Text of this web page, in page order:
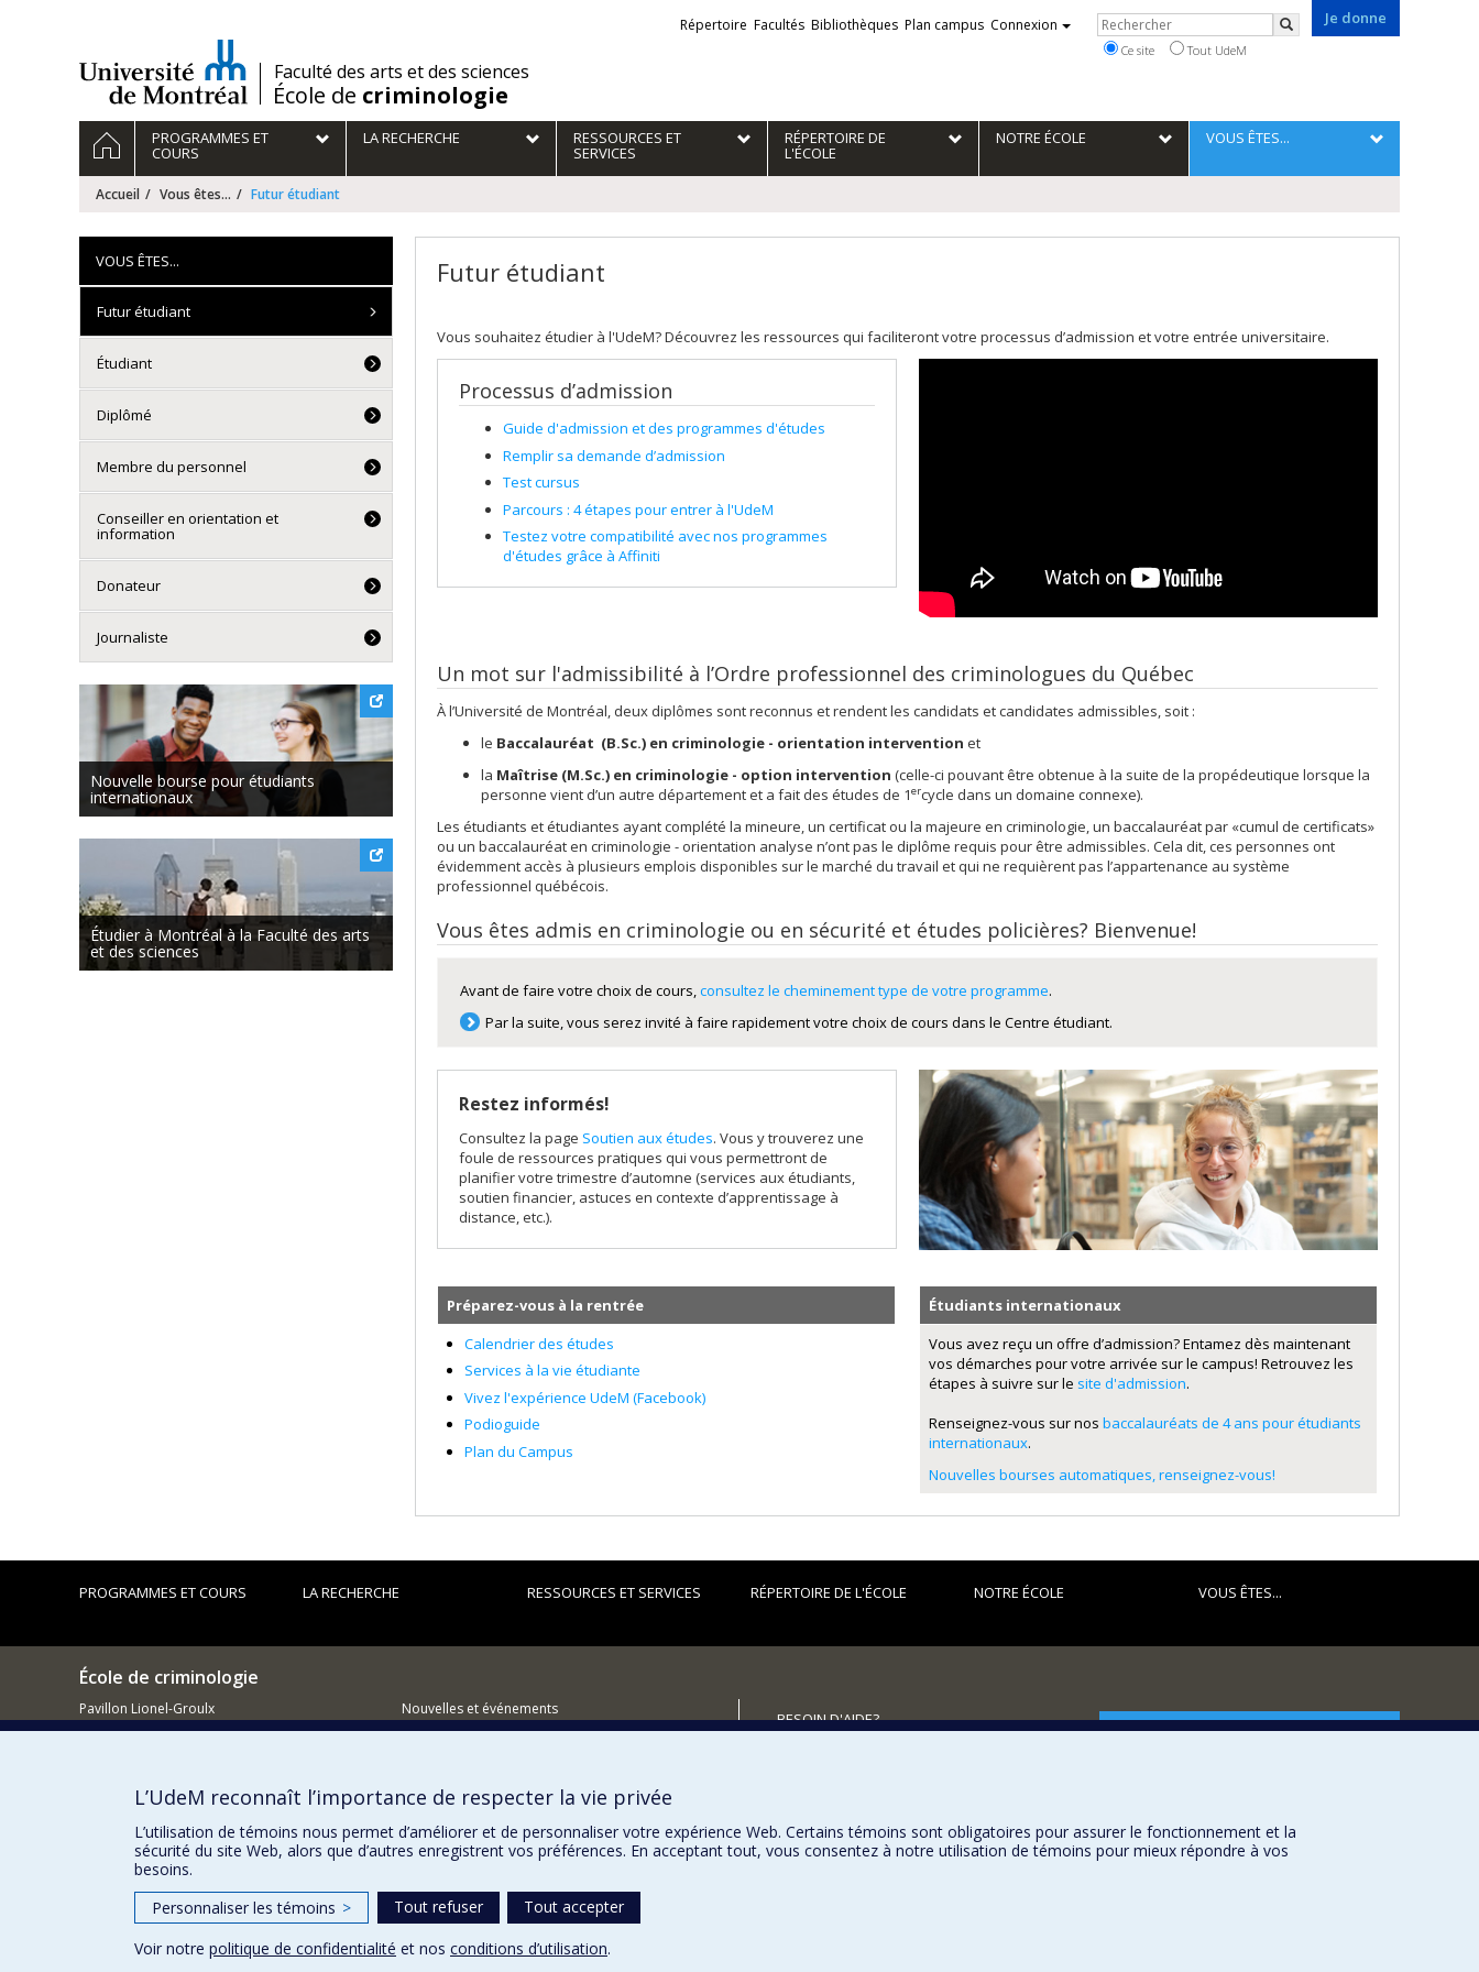
/Faculté des arts et des sciences
École de criminologie
Je donne
Liens
externes
Répertoire Facultés Bibliothèques Plan campus Connexion Rechercher
Rechercher
Ce site Tout UdeM
Navigation
principale
ACCUEILPROGRAMMES ET
COURS
LA RECHERCHE RESSOURCES ET
SERVICES
RÉPERTOIRE DE
L'ÉCOLE
NOTRE ÉCOLE VOUS ÊTES...
Accueil Vous êtes... Futur étudiant
Futur étudiant
Vous souhaitez étudier à l'UdeM? Découvrez les ressources qui faciliteront votre processus d’admission et votre entrée universitaire.
Processus d’admission
Guide d'admission et des programmes d'études
Remplir sa demande d’admission
Test cursus
Parcours : 4 étapes pour entrer à l'UdeM
Testez votre compatibilité avec nos programmes
d'études grâce à Affiniti
Un mot sur l'admissibilité à l’Ordre professionnel des criminologues du Québec
À l’Université de Montréal, deux diplômes sont reconnus et rendent les candidats et candidates admissibles, soit :
le Baccalauréat (B.Sc.) en criminologie - orientation intervention et
la Maîtrise (M.Sc.) en criminologie - option intervention (celle-ci pouvant être obtenue à la suite de la propédeutique lorsque la
personne vient d’un autre département et a fait des études de 1ercycle dans un domaine connexe).
Les étudiants et étudiantes ayant complété la mineure, un certificat ou la majeure en criminologie, un baccalauréat par «cumul de certificats»
ou un baccalauréat en criminologie - orientation analyse n’ont pas le diplôme requis pour être admissibles. Cela dit, ces personnes ont
évidemment accès à plusieurs emplois disponibles sur le marché du travail et qui ne requièrent pas l’appartenance au système
professionnel québécois.
Vous êtes admis en criminologie ou en sécurité et études policières? Bienvenue!
Avant de faire votre choix de cours,consultez le cheminement type de votre programme.
Par la suite, vous serez invité à faire rapidement votre choix de cours dans le Centre étudiant.
Restez informés!
Consultez la page Soutien aux études. Vous y trouverez une
foule de ressources pratiques qui vous permettront de
planifier votre trimestre d’automne (services aux étudiants,
soutien financier, astuces en contexte d’apprentissage à
distance, etc.).
Préparez-vous à la rentrée
Calendrier des études
Services à la vie étudiante
Vivez l'expérience UdeM (Facebook)
Podioguide
Plan du Campus
Étudiants internationaux
Vous avez reçu un offre d’admission? Entamez dès maintenant
vos démarches pour votre arrivée sur le campus! Retrouvez les
étapes à suivre sur le site d'admission.
Renseignez-vous sur nos baccalauréats de 4 ans pour étudiants
internationaux.
Nouvelles bourses automatiques, renseignez-vous!
VOUS ÊTES...
Futur étudiant
Étudiant
Diplômé
Membre du personnel
Conseiller en orientation et
information
Donateur
Journaliste
Nouvelle bourse pour étudiants
internationaux
Étudier à Montréal à la Faculté des arts
et des sciences
PROGRAMMES ET COURS LA RECHERCHE RESSOURCES ET SERVICES RÉPERTOIRE DE L'ÉCOLE NOTRE ÉCOLE VOUS ÊTES...
École de criminologie
Pavillon Lionel-Groulx
3150, rue Jean-Brillant
514 343-6111, poste 40894
Nouvelles et événements
BESOIN D'AIDE?
FACULTÉ DES ARTS ET DES SCIENCES
Nos programmes et cours
Confidentialité Conditions d’utilisation Paramètres des témoins
L’UdeM reconnaît l’importance de respecter la vie privée
L’utilisation de témoins nous permet d’améliorer et de personnaliser votre expérience Web. Certains témoins sont obligatoires pour assurer le fonctionnement et la
sécurité du site Web, alors que d’autres enregistrent vos préférences. En acceptant tout, vous consentez à notre utilisation de témoins pour mieux répondre à vos
besoins.
Personnaliser les témoins > Tout refuser
Tout accepter
Voir notre politique de confidentialité et nos conditions d’utilisation.